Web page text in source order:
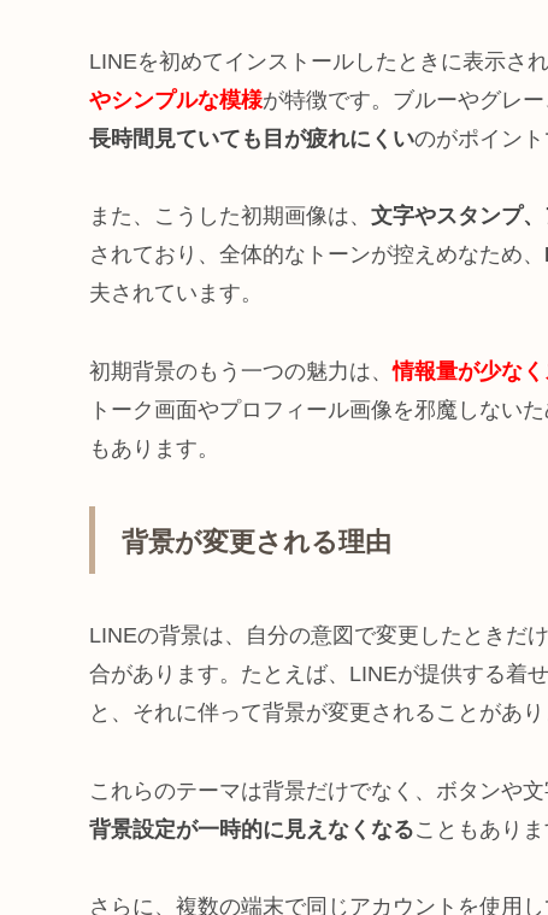
LINEを初めてインストールしたときに表示され
やシンプルな模様が特徴です。ブルーやグレ
長時間見ていても目が疲れにくいのがポイント
また、こうした初期画像は、 文字やスタンプ
されており、全体的なトーンが控えめなため、
夫されています。
初期背景のもう一つの魅力は、情報量が少な
トーク画面やプロフィール画像を邪魔しないた
もあります。
背景が変更される理由
LINEの背景は、自分の意図で変更したときだけ
合があります。たとえば、LINEが提供する着
と、それに伴って背景が変更されることがあり
これらのテーマは背景だけでなく、ボタンや
背景設定が一時的に見えなくなることもありま
さらに、複数の端末で同じアカウントを使用し